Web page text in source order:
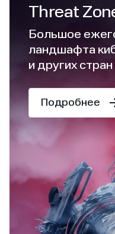
Threat
Большое
ландшафта
и других стран
Подробнее